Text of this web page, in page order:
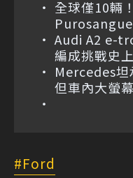
全球僅10輛
Audi A2 e-
編成挑戰史
Mercedes
但車內大螢
Ford